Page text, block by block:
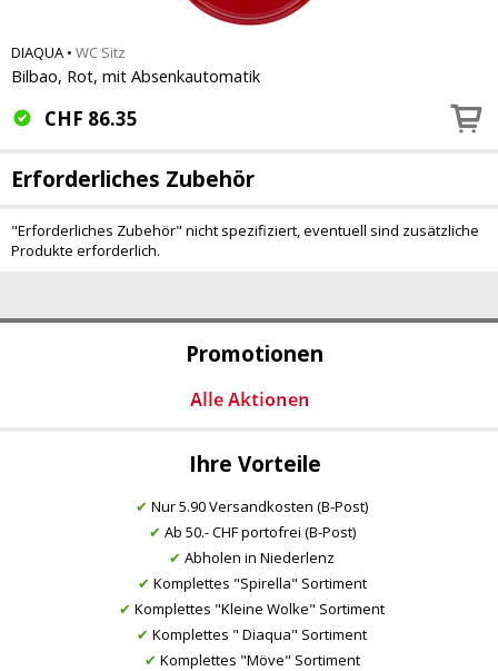
Promotionen
Ihre Vorteile
✔ Nur 5.90 Versandkosten (B-Post)
✔ Ab 50.- CHF portofrei (B-Post)
✔ Abholen in Niederlenz
✔ Komplettes "Spirella" Sortiment
✔ Komplettes "Kleine Wolke" Sortiment
✔ Komplettes " Diaqua" Sortiment
✔ Komplettes "Möve" Sortiment
DIAQUA • WC Sitz
Bilbao, Rot, mit Absenkautomatik
CHF 86.35
Erforderliches Zubehör
"Erforderliches Zubehör" nicht spezifiziert, eventuell sind zusätzliche
Produkte erforderlich.